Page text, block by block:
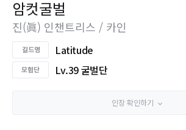
암컷굴벌
진(眞) 인챈트리스 / 카인
Latitude
Lv.39 굴벌단
인장 확인하기